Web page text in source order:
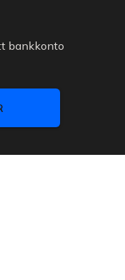
bankkonto